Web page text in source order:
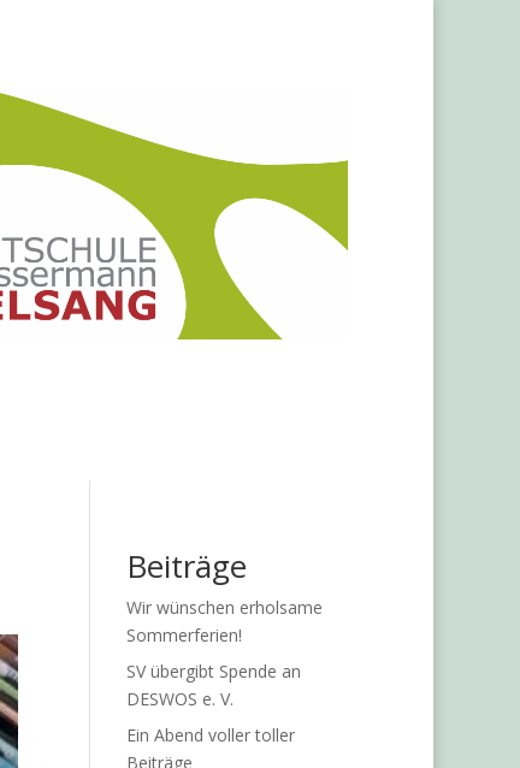
Beiträge
Wir wünschen erholsame
Sommerferien!
SV übergibt Spende an
DESWOS e. V.
Ein Abend voller toller
Beiträge